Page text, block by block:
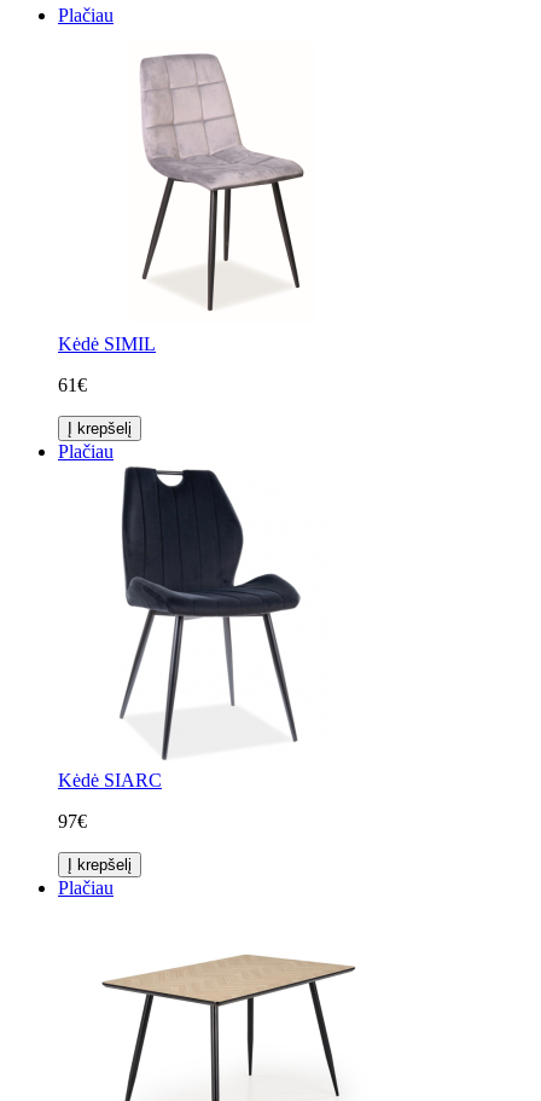
Plačiau
Kėdė SIMIL
61€
Į krepšelį
Plačiau
Kėdė SIARC
97€
Į krepšelį
Plačiau